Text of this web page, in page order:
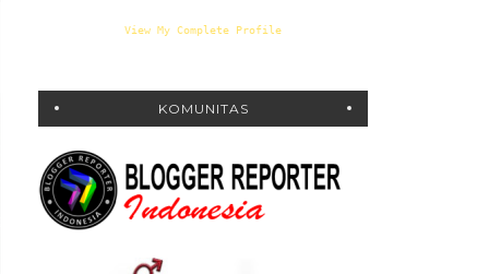
View My Complete Profile
KOMUNITAS